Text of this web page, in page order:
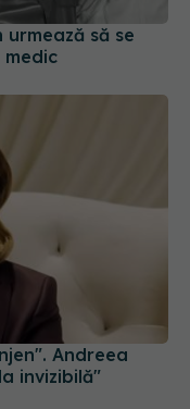
Andreea
invizibilă"